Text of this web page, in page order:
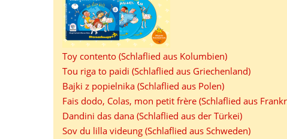
Toy contento (Schlaflied aus Kolumbien)
Tou riga to paidi (Schlaflied aus Griechenland)
Bajki z popielnika (Schlaflied aus Polen)
Fais dodo, Colas, mon petit frère (Schlaflied aus
Dandini das dana (Schlaflied aus der Türkei)
Sov du lilla videung (Schlaflied aus Schweden)